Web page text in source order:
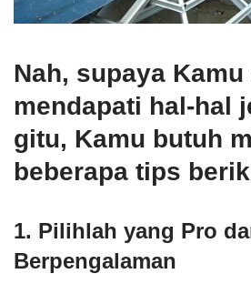
Nah, supaya
mendapati hal-hal
gitu, Kamu butuh
beberapa tips
1. Pilihlah yang Pro
Berpengalaman